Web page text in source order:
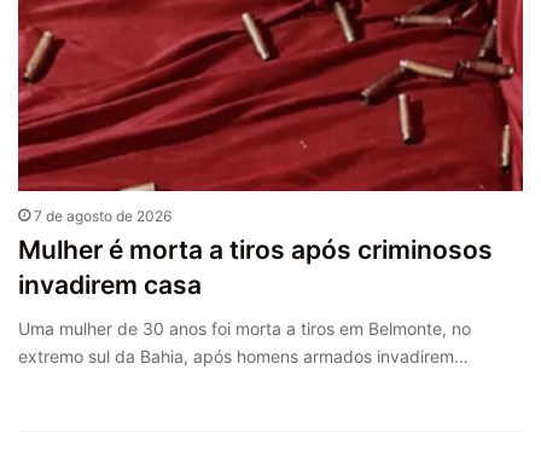
7 de agosto de 2026
Mulher é morta a tiros após criminosos
invadirem casa
Uma mulher de 30 anos foi morta a tiros em Belmonte, no
extremo sul da Bahia, após homens armados invadirem…